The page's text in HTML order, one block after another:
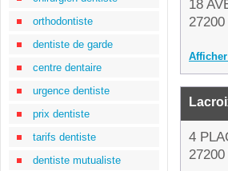
orthodontiste
dentiste de garde
centre dentaire
urgence dentiste
prix dentiste
tarifs dentiste
dentiste mutualiste
18
4